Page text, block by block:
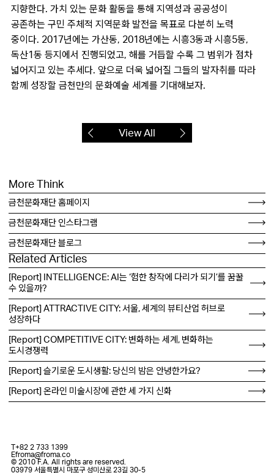
지향한다. 가치 있는 문화 활동을 통해 지역성과 공공성이
공존하는 구민 주체적 지역문화 발전을 목표로 다분히 노력
중이다. 2017년에는 가산동, 2018년에는 시흥3동과 시흥5동,
독산1동 등지에서 진행되었고, 해를 거듭할 수록 그 범위가 점차
넓어지고 있는 추세다. 앞으로 더욱 넓어질 그들의 발자취를 따라
함께 성장할 금천만의 문화예술 세계를 기대해보자.
View All
More Think
금천문화재단 홈페이지
금천문화재단 인스타그램
금천문화재단 블로그
Related Articles
[Report] INTELLIGENCE: AI는 ‘험한 창작에 다리가 되기’를 꿈꿀
수 있을까?
[Report] ATTRACTIVE CITY: 서울, 세계의 뷰티산업 허브로
성장하다
[Report] COMPETITIVE CITY: 변화하는 세계, 변화하는
도시경쟁력
[Report] 슬기로운 도시생활: 당신의 밤은 안녕한가요?
[Report] 온라인 미술시장에 관한 세 가지 신화
03979 서울특별시 마포구 성미산로 23길 30-5
T+82 2 733 1399
Efroma@froma.co
© 2010 F.A. All rights are reserved.